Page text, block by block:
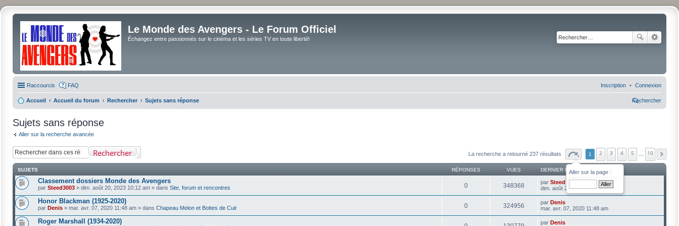
Le Monde des Avengers - Le Forum Officiel
Échangez entre passionnés sur le cinéma et les séries TV en toute liberté!
Raccourcis FAQ Connexion
Inscription
Accueil Accueil du forum Rechercher Sujets sans réponse Rechercher
Sujets sans réponse
Aller sur la recherche avancée
Rechercher La recherche a retourné 237 résultats
Aller sur la page :
1 2 3 4 5 10
SUJETS RÉPONSES VUES DERNIER MESSAGE
Classement dossiers Monde des Avengers
par Steed3003 » dim. août 20, 2023 10:12 am » dans Site, forum et rencontres 0 348368 par Steed3003
dim. août 20, 2023 10:12 am
Honor Blackman (1925-2020)
par Denis » mar. avr. 07, 2020 11:48 am » dans Chapeau Melon et Bottes de Cuir 0 324956 par Denis
mar. avr. 07, 2020 11:48 am
Roger Marshall (1934-2020) par Denis